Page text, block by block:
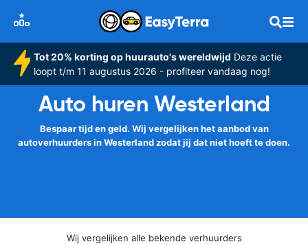
Tot 20% korting op huurauto's wereldwijd Deze actie
loopt t/m 11 augustus 2026 - profiteer vandaag nog!
Auto huren Westerland
Bespaar tijd en geld. Wij vergelijken het aanbod van
autoverhuurders in Westerland zodat jij dat niet hoeft te doen.
Wij vergelijken alle bekende verhuurders